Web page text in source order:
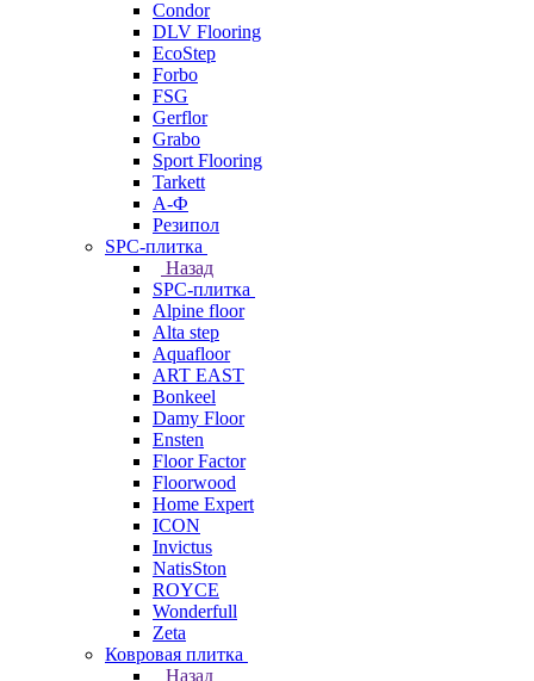
Condor
DLV Flooring
EcoStep
Forbo
FSG
Gerflor
Grabo
Sport Flooring
Tarkett
А-Ф
Резипол
SPC-плитка
Назад
SPC-плитка
Alpine floor
Alta step
Aquafloor
ART EAST
Bonkeel
Damy Floor
Ensten
Floor Factor
Floorwood
Home Expert
ICON
Invictus
NatisSton
ROYCE
Wonderfull
Zeta
Ковровая плитка
Назад